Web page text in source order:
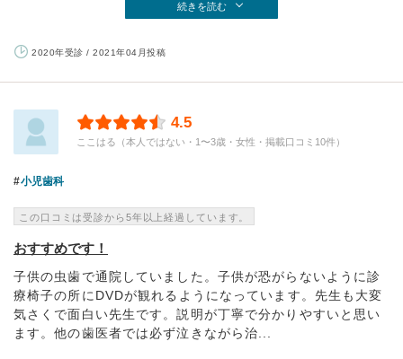
続きを読む
2020年受診 / 2021年04月投稿
4.5
ここはる（本人ではない・1〜3歳・女性・掲載口コミ10件）
小児歯科
この口コミは受診から5年以上経過しています。
おすすめです！
子供の虫歯で通院していました。子供が恐がらないように診
療椅子の所にDVDが観れるようになっています。先生も大変
気さくで面白い先生です。説明が丁寧で分かりやすいと思い
ます。他の歯医者では必ず泣きながら治...